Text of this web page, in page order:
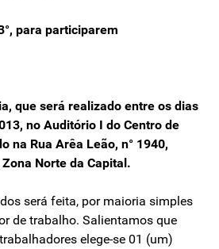
para participarem
que será realizado entre os dias
no Auditório I do Centro de
na Rua Arêa Leão, n° 1940,
Norte da Capital.
será feita, por maioria simples
de trabalho. Salientamos que
elege-se 01 (um)